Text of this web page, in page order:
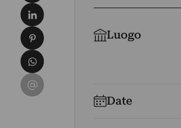
Luogo
Date
Condividi su LinkedIn
Condividi su Pinterest
Condividi su WhatsApp
Condividi su Email